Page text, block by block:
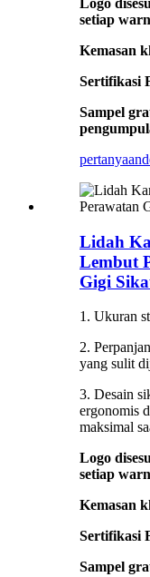
Logo
setiap
Kemasan
Sertifikasi
Sampel
pertanyaan
Lidah
Lembut
Gigi
1. Ukuran
2.
yang sulit
3. Desain
ergonomis
maksimal
Logo
setiap
Kemasan
Sertifikasi
Sampel